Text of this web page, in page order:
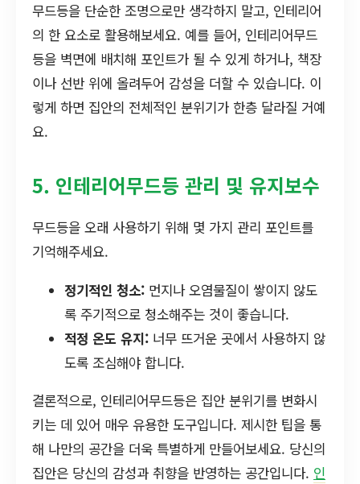
무드등을 단순한 조명으로만 생각하지 말고, 인테리어
의 한 요소로 활용해보세요. 예를 들어, 인테리어무드
등을 벽면에 배치해 포인트가 될 수 있게 하거나, 책장
이나 선반 위에 올려두어 감성을 더할 수 있습니다. 이
렇게 하면 집안의 전체적인 분위기가 한층 달라질 거예
요.
5. 인테리어무드등 관리 및 유지보수
무드등을 오래 사용하기 위해 몇 가지 관리 포인트를
기억해주세요.
정기적인 청소: 먼지나 오염물질이 쌓이지 않도
록 주기적으로 청소해주는 것이 좋습니다.
적정 온도 유지: 너무 뜨거운 곳에서 사용하지 않
도록 조심해야 합니다.
결론적으로, 인테리어무드등은 집안 분위기를 변화시
키는 데 있어 매우 유용한 도구입니다. 제시한 팁을 통
해 나만의 공간을 더욱 특별하게 만들어보세요. 당신의
집안은 당신의 감성과 취향을 반영하는 공간입니다. 인